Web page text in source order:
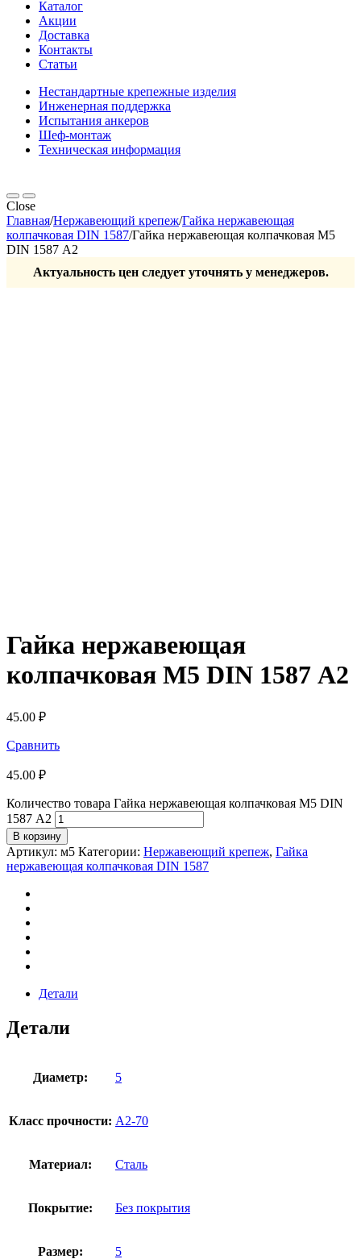
Каталог
Акции
Доставка
Контакты
Статьи
Нестандартные крепежные изделия
Инженерная поддержка
Испытания анкеров
Шеф-монтаж
Техническая информация
Close
Главная/Нержавеющий крепеж/Гайка нержавеющая
колпачковая DIN 1587/Гайка нержавеющая колпачковая М5
DIN 1587 А2
Актуальность цен следует уточнять у менеджеров.
Гайка нержавеющая
колпачковая М5 DIN 1587 А2
45.00 ₽
Сравнить
45.00 ₽
Количество товара Гайка нержавеющая колпачковая М5 DIN
1587 А2
В корзину
Артикул: м5 Категории: Нержавеющий крепеж, Гайка
нержавеющая колпачковая DIN 1587
Детали
Детали
Диаметр: 5
Класс прочности: А2-70
Материал: Сталь
Покрытие: Без покрытия
Размер: 5